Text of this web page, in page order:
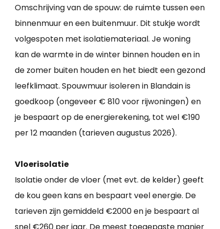
Omschrijving van de spouw: de ruimte tussen een
binnenmuur en een buitenmuur. Dit stukje wordt
volgespoten met isolatiemateriaal. Je woning
kan de warmte in de winter binnen houden en in
de zomer buiten houden en het biedt een gezond
leefklimaat. Spouwmuur isoleren in Blandain is
goedkoop (ongeveer € 810 voor rijwoningen) en
je bespaart op de energierekening, tot wel €190
per 12 maanden (tarieven augustus 2026).
Vloerisolatie
Isolatie onder de vloer (met evt. de kelder) geeft
de kou geen kans en bespaart veel energie. De
tarieven zijn gemiddeld €2000 en je bespaart al